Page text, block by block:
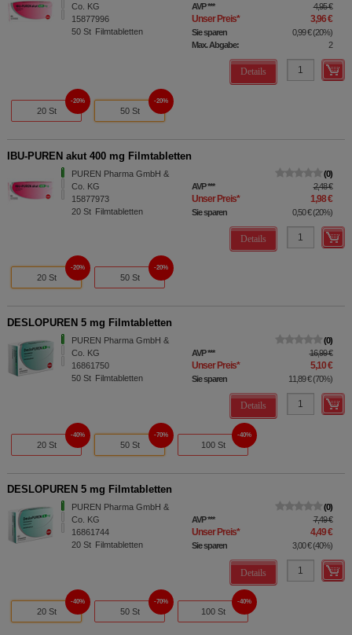
Co. KG
15877996
50 St Filmtabletten
AVP*** 4,95 €
Unser Preis* 3,96 €
Sie sparen 0,99 €(20%)
Max. Abgabe:
2
Details
20 St
20%
50 St
20%
IBU-PUREN akut 400 mg Filmtabletten
PUREN Pharma GmbH &
Co. KG
15877973
20 St Filmtabletten
0
AVP*** 2,48 €
Unser Preis* 1,98 €
Sie sparen 0,50 €(20%)
Details
20 St
20%
50 St
20%
DESLOPUREN 5 mg Filmtabletten
PUREN Pharma GmbH &
Co. KG
16861750
50 St Filmtabletten
0
AVP*** 16,99 €
Unser Preis* 5,10 €
Sie sparen 11,89 €(70%)
Details
20 St
40%
50 St
70%
100 St
40%
DESLOPUREN 5 mg Filmtabletten
PUREN Pharma GmbH &
Co. KG
16861744
20 St Filmtabletten
0
AVP*** 7,49 €
Unser Preis* 4,49 €
Sie sparen 3,00 €(40%)
Details
20 St
40%
50 St
70%
100 St
40%